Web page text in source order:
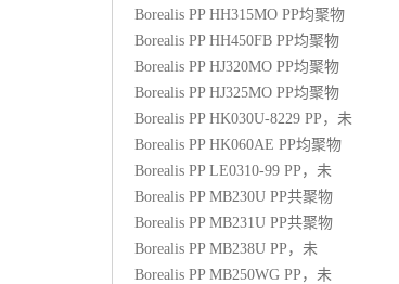
Borealis PP HH315MO PP均聚物
Borealis PP HH450FB PP均聚物
Borealis PP HJ320MO PP均聚物
Borealis PP HJ325MO PP均聚物
Borealis PP HK030U-8229 PP ，未
Borealis PP HK060AE PP均聚物
Borealis PP LE0310-99 PP ，未
Borealis PP MB230U PP共聚物
Borealis PP MB231U PP共聚物
Borealis PP MB238U PP ，未
Borealis PP MB250WG PP ，未